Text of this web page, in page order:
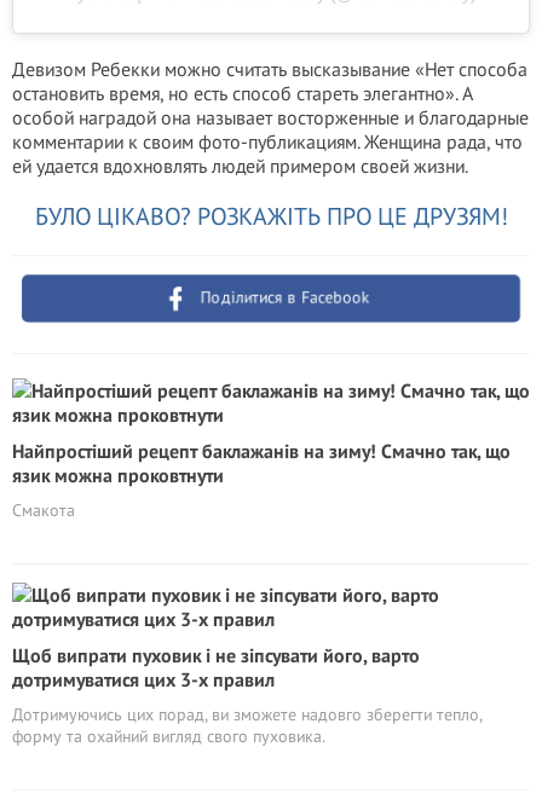
Девизом Ребекки можно считать высказывание «Нет способа
остановить время, но есть способ стареть элегантно». А
особой наградой она называет восторженные и благодарные
комментарии к своим фото-публикациям. Женщина рада, что
ей удается вдохновлять людей примером своей жизни.
БУЛО ЦІКАВО? РОЗКАЖІТЬ ПРО ЦЕ ДРУЗЯМ!
Поділитися в Facebook
Найпростіший рецепт баклажанів на зиму! Смачно так, що
язик можна проковтнути
Смакота
Щоб випрати пуховик і не зіпсувати його, варто
дотримуватися цих 3-х правил
Дотримуючись цих порад, ви зможете надовго зберегти тепло,
форму та охайний вигляд свого пуховика.